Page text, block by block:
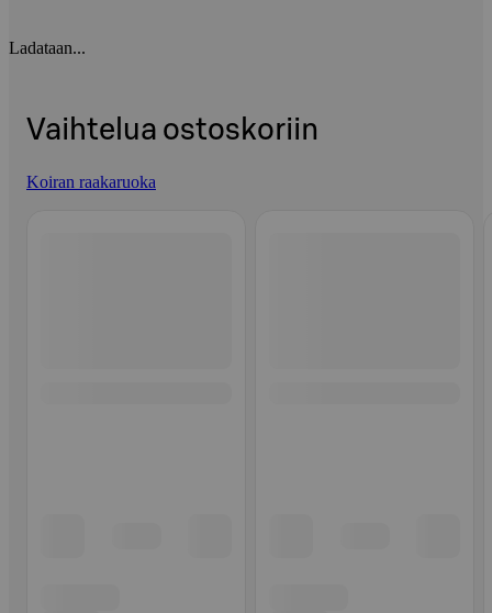
Ladataan...
Vaihtelua ostoskoriin
Koiran raakaruoka